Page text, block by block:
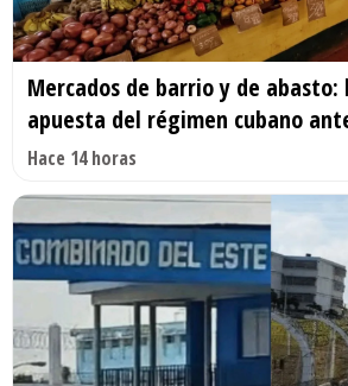
Mercados de barrio y de abasto:
apuesta del régimen cubano
Hace 14 horas